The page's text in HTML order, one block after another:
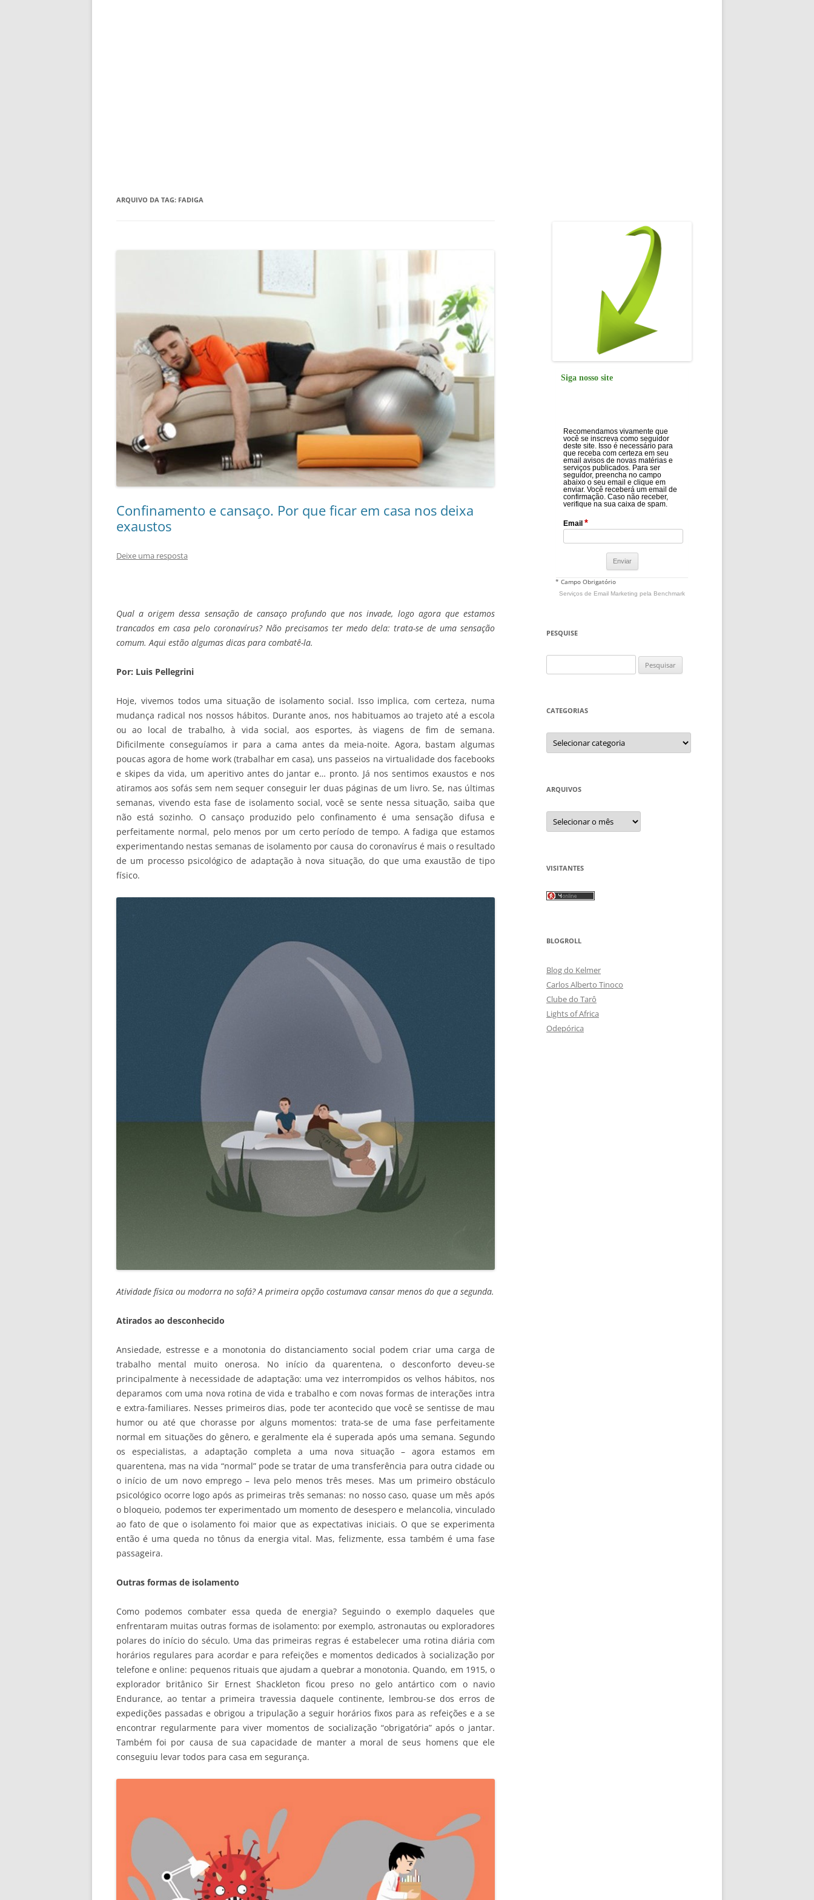
ARQUIVO DA TAG: FADIGA
Confinamento e cansaço. Por que ficar em casa nos deixa
exaustos
Deixe uma resposta
Qual a origem dessa sensação de cansaço profundo que nos invade, logo agora que estamos
trancados em casa pelo coronavírus? Não precisamos ter medo dela: trata-se de uma sensação
comum. Aqui estão algumas dicas para combatê-la.
Por: Luis Pellegrini
Hoje, vivemos todos uma situação de isolamento social. Isso implica, com certeza, numa
mudança radical nos nossos hábitos. Durante anos, nos habituamos ao trajeto até a escola
ou ao local de trabalho, à vida social, aos esportes, às viagens de fim de semana.
Dificilmente conseguíamos ir para a cama antes da meia-noite. Agora, bastam algumas
poucas agora de home work (trabalhar em casa), uns passeios na virtualidade dos facebooks
e skipes da vida, um aperitivo antes do jantar e… pronto. Já nos sentimos exaustos e nos
atiramos aos sofás sem nem sequer conseguir ler duas páginas de um livro. Se, nas últimas
semanas, vivendo esta fase de isolamento social, você se sente nessa situação, saiba que
não está sozinho. O cansaço produzido pelo confinamento é uma sensação difusa e
perfeitamente normal, pelo menos por um certo período de tempo. A fadiga que estamos
experimentando nestas semanas de isolamento por causa do coronavírus é mais o resultado
de um processo psicológico de adaptação à nova situação, do que uma exaustão de tipo
físico.
Atividade física ou modorra no sofá? A primeira opção costumava cansar menos do que a segunda.
Atirados ao desconhecido
Ansiedade, estresse e a monotonia do distanciamento social podem criar uma carga de
trabalho mental muito onerosa. No início da quarentena, o desconforto deveu-se
principalmente à necessidade de adaptação: uma vez interrompidos os velhos hábitos, nos
deparamos com uma nova rotina de vida e trabalho e com novas formas de interações intra
e extra-familiares. Nesses primeiros dias, pode ter acontecido que você se sentisse de mau
humor ou até que chorasse por alguns momentos: trata-se de uma fase perfeitamente
normal em situações do gênero, e geralmente ela é superada após uma semana. Segundo
os especialistas, a adaptação completa a uma nova situação – agora estamos em
quarentena, mas na vida “normal” pode se tratar de uma transferência para outra cidade ou
o início de um novo emprego – leva pelo menos três meses. Mas um primeiro obstáculo
psicológico ocorre logo após as primeiras três semanas: no nosso caso, quase um mês após
o bloqueio, podemos ter experimentado um momento de desespero e melancolia, vinculado
ao fato de que o isolamento foi maior que as expectativas iniciais. O que se experimenta
então é uma queda no tônus da energia vital. Mas, felizmente, essa também é uma fase
passageira.
Outras formas de isolamento
Como podemos combater essa queda de energia? Seguindo o exemplo daqueles que
enfrentaram muitas outras formas de isolamento: por exemplo, astronautas ou exploradores
polares do início do século. Uma das primeiras regras é estabelecer uma rotina diária com
horários regulares para acordar e para refeições e momentos dedicados à socialização por
telefone e online: pequenos rituais que ajudam a quebrar a monotonia. Quando, em 1915, o
explorador britânico Sir Ernest Shackleton ficou preso no gelo antártico com o navio
Endurance, ao tentar a primeira travessia daquele continente, lembrou-se dos erros de
expedições passadas e obrigou a tripulação a seguir horários fixos para as refeições e a se
encontrar regularmente para viver momentos de socialização “obrigatória” após o jantar.
Também foi por causa de sua capacidade de manter a moral de seus homens que ele
conseguiu levar todos para casa em segurança.
Siga nosso site
Recomendamos vivamente que
você se inscreva como seguidor
deste site. Isso é necessário para
que receba com certeza em seu
email avisos de novas matérias e
serviços publicados. Para ser
seguidor, preencha no campo
abaixo o seu email e clique em
enviar. Você receberá um email de
confirmação. Caso não receber,
verifique na sua caixa de spam.
Email *
* Campo Obrigatório
Serviços de Email Marketing pela Benchmark
PESQUISE
por:
CATEGORIAS
Categorias
ARQUIVOS
Arquivos
VISITANTES
BLOGROLL
Blog do Kelmer
Carlos Alberto Tinoco
Clube do Tarô
Lights of Africa
Odepórica